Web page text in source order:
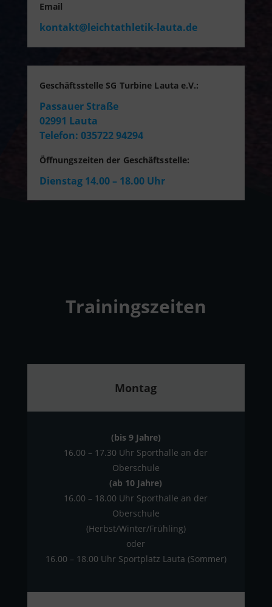
Email
kontakt@leichtathletik-lauta.de
Geschäftsstelle SG Turbine Lauta e.V.:
Passauer Straße
02991 Lauta
Telefon: 035722 94294
Öffnungszeiten der Geschäftsstelle:
Dienstag 14.00 – 18.00 Uhr
Trainingszeiten
Montag
(bis 9 Jahre)
16.00 – 17.30 Uhr Sporthalle an der
Oberschule
(ab 10 Jahre)
16.00 – 18.00 Uhr Sporthalle an der
Oberschule
(Herbst/Winter/Frühling)
oder
16.00 – 18.00 Uhr Sportplatz Lauta (Sommer)